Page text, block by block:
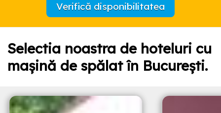
Verifică disponibilitatea
Selectia noastra de hoteluri cu
maşină de spălat în București.